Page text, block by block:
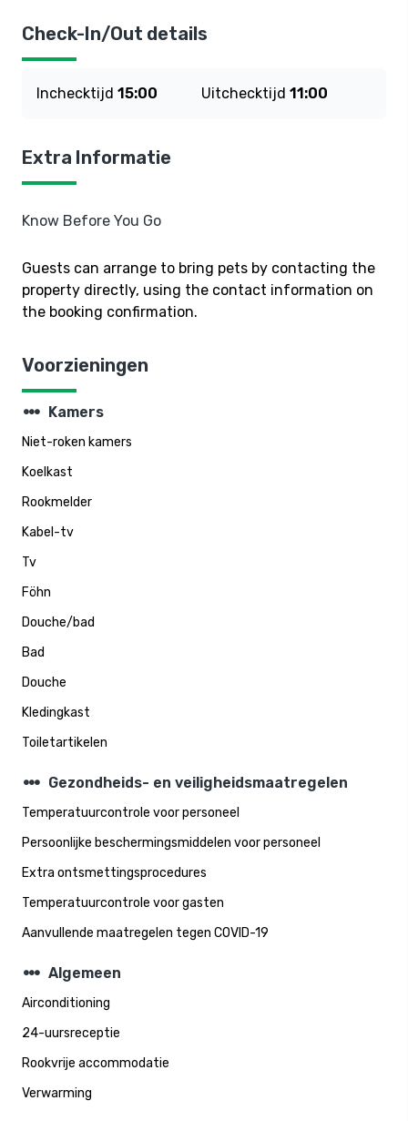
Check-In/Out details
Inchecktijd 15:00 Uitchecktijd 11:00
Extra Informatie
Know Before You Go
Guests can arrange to bring pets by contacting the
property directly, using the contact information on
the booking confirmation.
Voorzieningen
steppers Kamers
Niet-roken kamers
Koelkast
Rookmelder
Kabel-tv
Tv
Föhn
Douche/bad
Bad
Douche
Kledingkast
Toiletartikelen
steppers Gezondheids- en veiligheidsmaatregelen
Temperatuurcontrole voor personeel
Persoonlijke beschermingsmiddelen voor personeel
Extra ontsmettingsprocedures
Temperatuurcontrole voor gasten
Aanvullende maatregelen tegen COVID-19
steppers Algemeen
Airconditioning
24-uursreceptie
Rookvrije accommodatie
Verwarming